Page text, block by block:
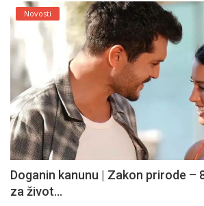
Novosti
Doganin kanunu | Zakon prirode –
za život...